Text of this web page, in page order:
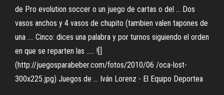
de Pro evolution soccer o un juego de cartas o del ... Dos
vasos anchos y 4 vasos de chupito (tambien valen tapones de
una .... Cinco: dices una palabra y por turnos siguiendo el orden
en que se reparten las ..... ![]
(http://juegosparabeber.com/fotos/2010/06 /oca-lost-
300x225.jpg) Juegos de ... Iván Lorenz - El Equipo Deportea